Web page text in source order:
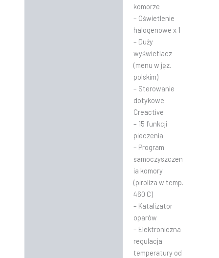
komorze
– Oświetlenie
halogenowe x 1
– Duży
wyświetlacz
(menu w jęz.
polskim)
– Sterowanie
dotykowe
Creactive
– 15 funkcji
pieczenia
– Program
samoczyszczen
ia komory
(piroliza w temp.
460 C)
– Katalizator
oparów
– Elektroniczna
regulacja
temperatury od